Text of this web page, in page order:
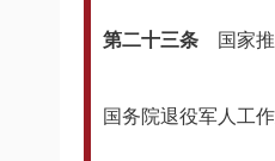
第二十三条 国家
国务院退役军人工